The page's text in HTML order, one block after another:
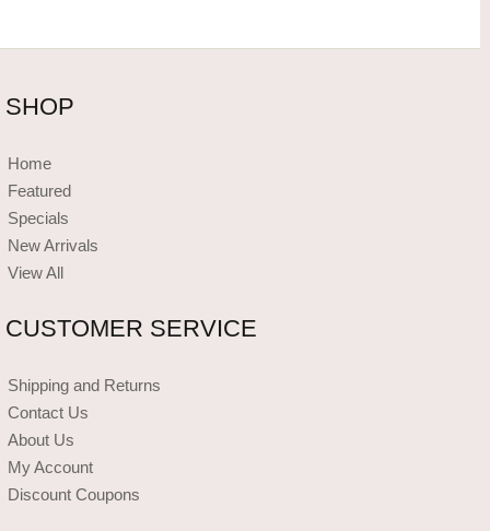
SHOP
Home
Featured
Specials
New Arrivals
View All
CUSTOMER SERVICE
Shipping and Returns
Contact Us
About Us
My Account
Discount Coupons